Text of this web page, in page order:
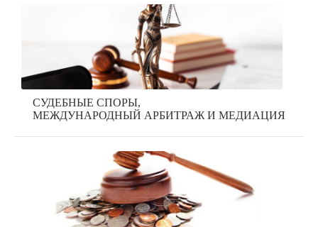
СУДЕБНЫЕ СПОРЫ,
МЕЖДУНАРОДНЫЙ АРБИТРАЖ И МЕДИАЦИЯ